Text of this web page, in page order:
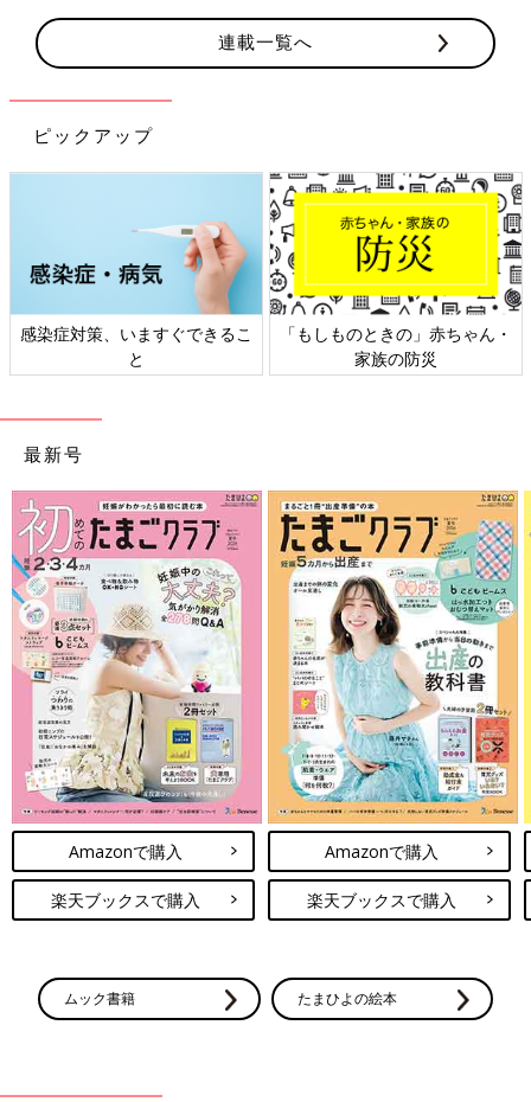
連載一覧へ
ピックアップ
感染症対策、いますぐできるこ
と
「もしものときの」赤ちゃん・
家族の防災
最新号
Amazonで購入
楽天ブックスで購入
Amazonで購入
楽天ブックスで購入
ムック書籍 たまひよの絵本